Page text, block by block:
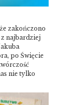
zakończono
najbardziej
po Święcie
nie tylko